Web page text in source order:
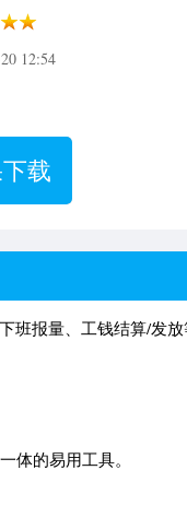
12:54
载
班报量、工钱结算/发
体的易用工具。